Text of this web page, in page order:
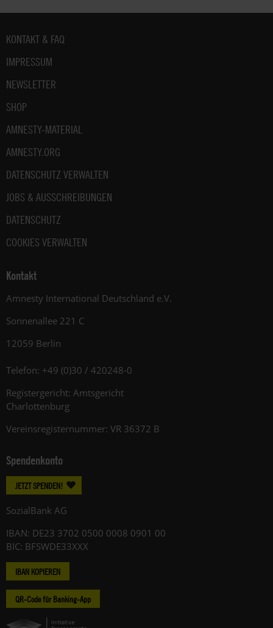
Fußbereich
KONTAKT & FAQ
IMPRESSUM
NEWSLETTER
SHOP
AMNESTY-MATERIAL
AMNESTY.ORG
DATENSCHUTZ VERWALTEN
JOBS & AUSSCHREIBUNGEN
DATENSCHUTZ
COOKIES VERWALTEN
Kontakt
Amnesty International Deutschland e.V.
Sonnenallee 221 C
12059 Berlin
Telefon: +49 (0)30 / 420248-0
Registergericht: Amtsgericht
Charlottenburg
Vereinsregisternummer: VR 36372 B
Spendenkonto
JETZT SPENDEN!
SozialBank AG
IBAN: DE23 3702 0500 0008 0901 00
BIC: BFSWDE33XXX
IBAN KOPIEREN
QR-Code für Banking-App